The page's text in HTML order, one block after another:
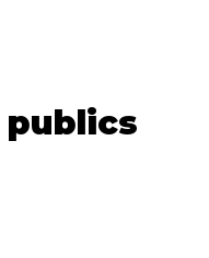
publics